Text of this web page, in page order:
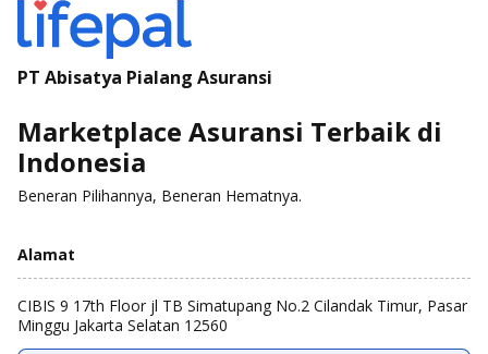
PT Abisatya Pialang Asuransi
Marketplace Asuransi Terbaik di
Indonesia
Beneran Pilihannya, Beneran Hematnya.
Alamat
CIBIS 9 17th Floor jl TB Simatupang No.2 Cilandak Timur, Pasar
Minggu Jakarta Selatan 12560